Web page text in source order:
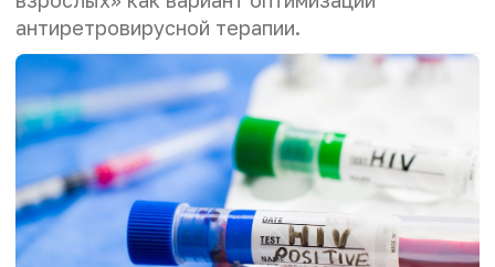
антиретровирусной терапии.